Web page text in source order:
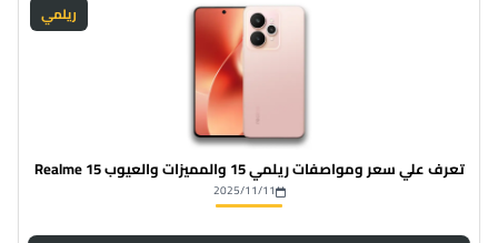
ريلمي
تعرف علي سعر ومواصفات ريلمي 15 والمميزات والعيوب Realme 15
2025/11/11